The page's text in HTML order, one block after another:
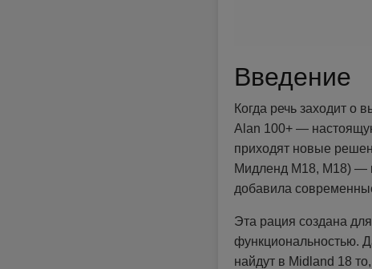
Введение
Когда речь заходит о
Alan 100+ —
приходят новые
Мидленд М18, M18) —
добавила
Эта рация создана
функциональностью.
найдут в Midland 18